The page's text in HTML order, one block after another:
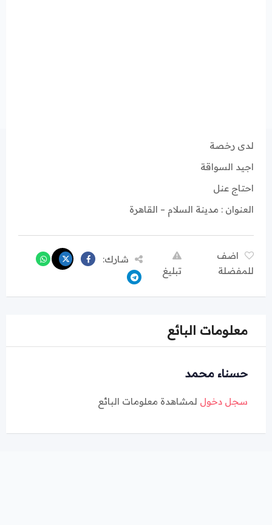
لدى رخصة
اجيد السواقة
احتاج عنل
العنوان : مدينة السلام – القاهرة
اضف
للمفضلة
تبليغ
شارك:
معلومات البائع
حسناء محمد
سجل دخول لمشاهدة معلومات البائع